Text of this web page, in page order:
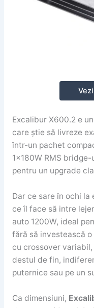
Excalibur X600.2 e
care știe să livreze
într-un pachet
1x180W RMS
pentru un upgrade
Dar ce sare în ochi la
ce îl face să intre
auto 1200W, ideal
fără să investească
cu crossover
destul de fin,
puternice sau pe un
Ca dimensiuni,